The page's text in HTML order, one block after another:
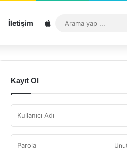
İletişim Sitemap
Kayıt Ol